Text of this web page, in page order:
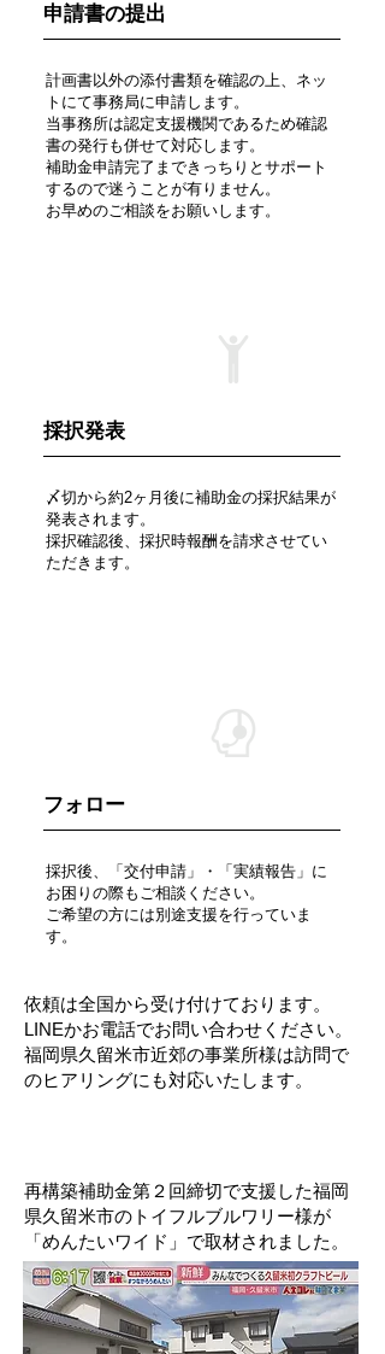
申請書の提出
計画書以外の添付書類を確認の上、ネッ
トにて事務局に申請します。
​当事務所は認定支援機関であるため確認
書の発行も併せて対応します。
補助金申請完了まできっちりとサポート
するので迷うことが有りません。
お早めのご相談をお願いします。
​採択発表
〆切から約2ヶ月後に補助金の採択結果が
発表されます。
採択確認後、採択時報酬を請求させてい
ただきます。
フォロー
採択後、「交付申請」・「実績報告」に
お困りの際もご相談ください。
​ご希望の方には別途支援を行っていま
す。
依頼は全国から受け付けております。
LINEかお電話でお問い合わせください。
​福岡県久留米市近郊の事業所様は訪問で
のヒアリングにも対応いたします。
再構築補助金第２回締切で支援した福岡
県久留米市のトイフルブルワリー様が
「めんたいワイド」で取材されました。